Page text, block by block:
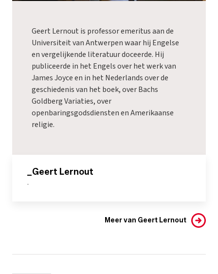
Geert Lernout is professor emeritus aan de
Universiteit van Antwerpen waar hij Engelse
en vergelijkende literatuur doceerde. Hij
publiceerde in het Engels over het werk van
James Joyce en in het Nederlands over de
geschiedenis van het boek, over Bachs
Goldberg Variaties, over
openbaringsgodsdiensten en Amerikaanse
religie.
_Geert Lernout
-
Meer van Geert Lernout